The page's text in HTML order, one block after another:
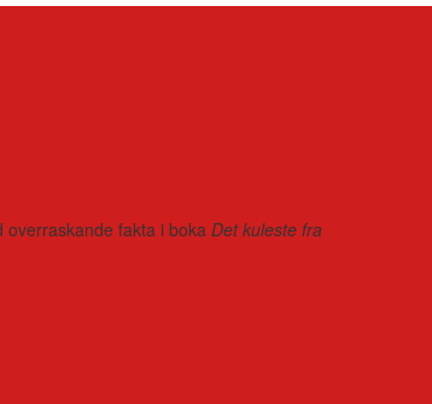
fakta i boka Det kuleste fra